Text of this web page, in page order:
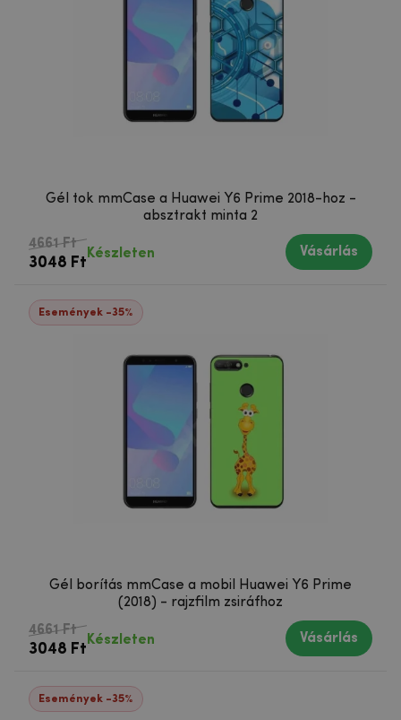
Gél tok mmCase a Huawei Y6 Prime 2018-hoz -
absztrakt minta 2
4661 Ft
3048 Ft
Készleten Vásárlás
Események -35%
Gél borítás mmCase a mobil Huawei Y6 Prime
(2018) - rajzfilm zsiráfhoz
4661 Ft
3048 Ft
Készleten Vásárlás
Események -35%